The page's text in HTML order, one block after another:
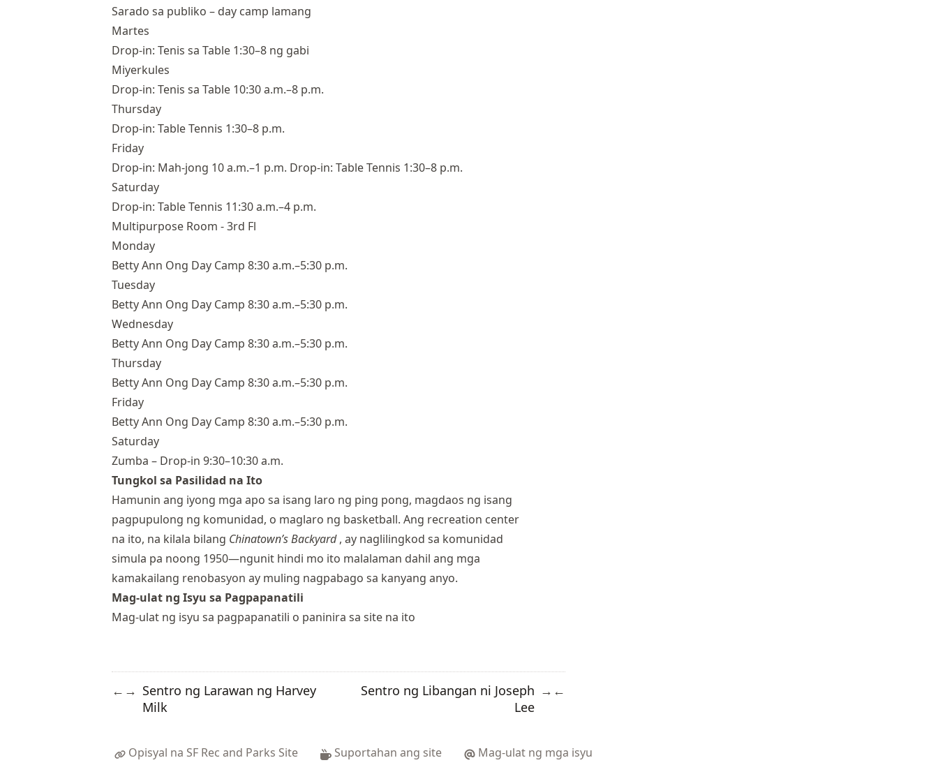
Sarado sa publiko – day camp lamang
Martes
Drop-in: Tenis sa Table 1:30–8 ng gabi
Miyerkules
Drop-in: Tenis sa Table 10:30 a.m.–8 p.m.
Thursday
Drop-in: Table Tennis 1:30–8 p.m.
Friday
Drop-in: Mah-jong 10 a.m.–1 p.m. Drop-in: Table Tennis 1:30–8 p.m.
Saturday
Drop-in: Table Tennis 11:30 a.m.–4 p.m.
Multipurpose Room - 3rd Fl
Monday
Betty Ann Ong Day Camp 8:30 a.m.–5:30 p.m.
Tuesday
Betty Ann Ong Day Camp 8:30 a.m.–5:30 p.m.
Wednesday
Betty Ann Ong Day Camp 8:30 a.m.–5:30 p.m.
Thursday
Betty Ann Ong Day Camp 8:30 a.m.–5:30 p.m.
Friday
Betty Ann Ong Day Camp 8:30 a.m.–5:30 p.m.
Saturday
Zumba – Drop-in 9:30–10:30 a.m.
Tungkol sa Pasilidad na Ito
Hamunin ang iyong mga apo sa isang laro ng ping pong, magdaos ng isang
pagpupulong ng komunidad, o maglaro ng basketball. Ang recreation center
na ito, na kilala bilang Chinatown’s Backyard, ay naglilingkod sa komunidad
simula pa noong 1950—ngunit hindi mo ito malalaman dahil ang mga
kamakailang renobasyon ay muling nagpabago sa kanyang anyo.
Mag-ulat ng Isyu sa Pagpapanatili
Mag-ulat ng isyu sa pagpapanatili o paninira sa site na ito
← → Sentro ng Larawan ng Harvey
Milk
Sentro ng Libangan ni Joseph
Lee
→ ←
Opisyal na SF Rec and Parks Site Suportahan ang site Mag-ulat ng mga isyu